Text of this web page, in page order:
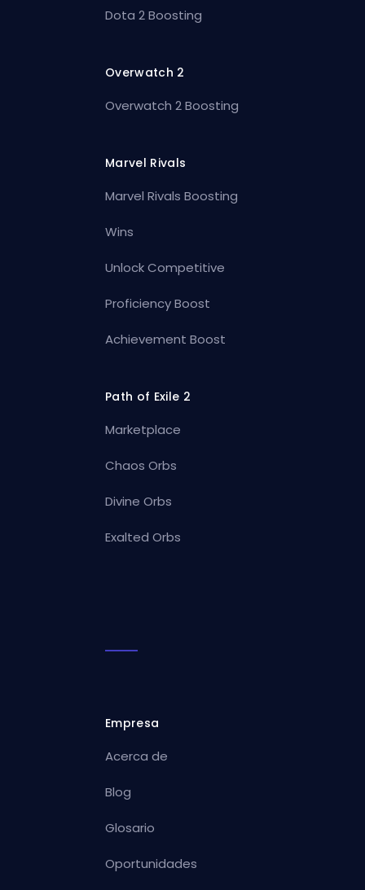
Dota 2 Boosting
Overwatch 2
Overwatch 2 Boosting
Marvel Rivals
Marvel Rivals Boosting
Wins
Unlock Competitive
Proficiency Boost
Achievement Boost
Path of Exile 2
Marketplace
Chaos Orbs
Divine Orbs
Exalted Orbs
Empresa
Acerca de
Blog
Glosario
Oportunidades